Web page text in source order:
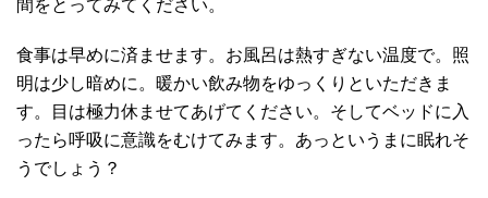
間をとってみてください。
食事は早めに済ませます。 お風呂は熱すぎない温度で。 照
明は少し暗めに。 暖かい飲み物をゆっくりといただきま
す。
目は極力休ませてあげてください。 そしてベッドに入
ったら呼吸に意識をむけてみます。 あっというまに眠れそ
うでしょう？